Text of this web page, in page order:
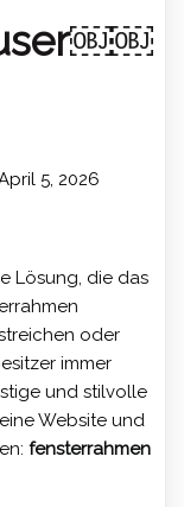
5, 2026
Lösung, die das
oder
immer
und stilvolle
Website und
fensterrahmen